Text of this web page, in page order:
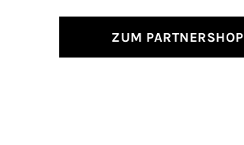
ZUM PARTNERSHOP